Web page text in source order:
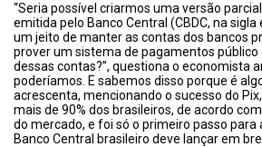
“Seria possível criarmos uma versão
emitida pelo Banco Central (CBDC, na sigla
um jeito de manter as contas dos bancos
prover um sistema de pagamentos
dessas contas?”, questiona o economista
poderíamos. E sabemos disso porque é
acrescenta, mencionando o sucesso do
mais de 90% dos brasileiros, de acordo
do mercado, e foi só o primeiro passo para
Banco Central brasileiro deve lançar em